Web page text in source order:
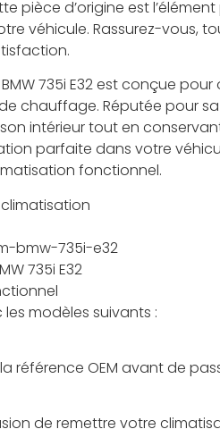
pièce d’origine est
véhicule. Rassurez-vous,
735i E32 est conçue
chauffage. Réputée pour
intérieur tout en
parfaite dans votre
fonctionnel.
bmw-735i-e32
735i E32
modèles suivants :
référence OEM avant de
de remettre votre